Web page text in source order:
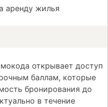
аренду жилья
открывает доступ
баллам, которые
бронирования до
в течение